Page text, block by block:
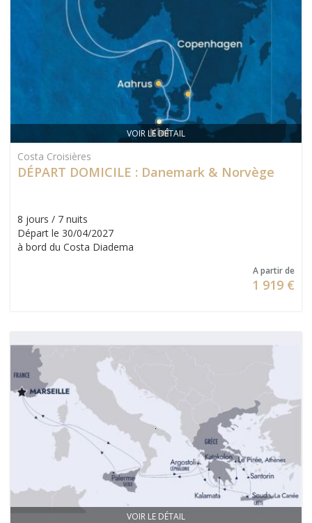
VOIR LE DÉTAIL
Costa Croisières
DÉPART DOMICILE : Danemark & Norvège
8 jours / 7 nuits
Départ le 30/04/2027
à bord du Costa Diadema
A partir de
1 919 €
VOIR LE DÉTAIL